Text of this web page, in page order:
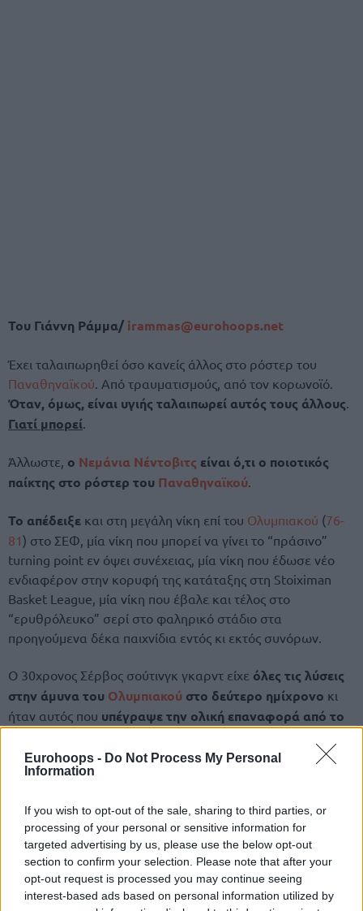
Eurohoops - Do Not Process My Personal
Information
If you wish to opt-out of the sale, sharing to third parties, or
processing of your personal or sensitive information for
targeted advertising by us, please use the below opt-out
section to confirm your selection. Please note that after your
opt-out request is processed you may continue seeing
interest-based ads based on personal information utilized by
Του Γιάννη Ράμμα/ irammas@eurohoops.net
Έχει ταλαιπωρηθεί όσο κανείς άλλος στο ρόστερ του
Παναθηναϊκού . Από τραυματισμούς, από τον κορωνοϊό.
Όταν, όμως, είναι υγιής ταλαιπωρεί αυτός τους άλλους
Γιατί μπορεί
Άλλωστε, ο Νεμάνια Νέντοβιτς είναι ό,τι ο ποιοτικός
παίκτης στο ρόστερ του Παναθηναϊκού
Το απέδειξε και στη μεγάλη νίκη επί του Ολυμπιακού (76-
81) στο ΣΕΦ, μία νίκη που μπορεί να γίνει το “πράσινο”
turning point εν όψει συνέχειας, μία νίκη που έδωσε νέο
ενδιαφέρον στην κορυφή της κατάταξης στη Stoiximan
Basket League, μία νίκη που έβαλε και τέλος στο
“ερυθρόλευκο” σερί στο φαληρικό στάδιο στα
προηγούμενα δέκα παιχνίδια εντός κι εκτός συνόρων.
Ο 30χρονος Σέρβος σούτινγκ γκαρντ είχε όλες τις λύσεις
στην άμυνα του Ολυμπιακού στο δεύτερο ημίχρονο κι
ήταν αυτός που υπέγραψε την ολική επαναφορά από το
17 πόντους με 3/3 δίποντα, 3/4 τρίποντα και 2/3 ελεύθερες
βολές, ενώ έδωσε και 1 ασίστ.
Η season-high εμφάνιση (16π. μέχρι πρότινος στη Basket
League, 20π. στην Ευρωλίγκα) ολοκληρώθηκε στους
πόντους με 4/4 δίποντα, 4/8 τρίποντα και 4/5 ελεύθερες
βολές , ενώ είχε και2 ασίστ και 1 λάθος σε 20:38.